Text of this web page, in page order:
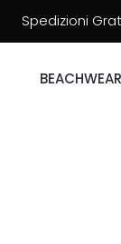
Spedizioni
BEACHWEAR